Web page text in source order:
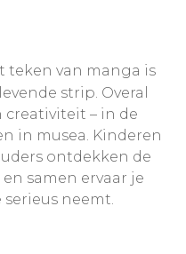
teken van manga is
strip. Overal
creativiteit – in de
in musea. Kinderen
ontdekken de
samen ervaar je
neemt.